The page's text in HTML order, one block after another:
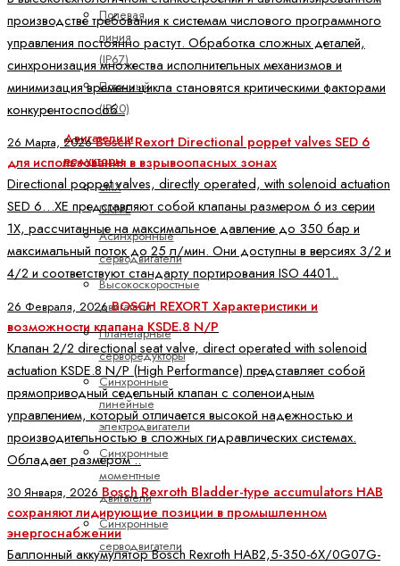
Полевая
линия
(IP67)
Поточный
(IP20)
Двигатели и
редукторы
ctrlX
DRIVE
Асинхронные
серводвигатели
Высокоскоростные
двигатели
Планетарные
серворедукторы
Синхронные
линейные
электродвигатели
Синхронные
моментные
двигатели
Синхронные
серводвигатели
производстве требования к системам числового программного
управления постоянно растут. Обработка сложных деталей,
синхронизация множества исполнительных механизмов и
минимизация времени цикла становятся критическими факторами
конкурентоспособ..
26 Марта, 2026Bosch Rexort Directional poppet valves SED 6
для использования в взрывоопасных зонах
Directional poppet valves, directly operated, with solenoid actuation
SED 6…XE представляют собой клапаны размером 6 из серии
1X, рассчитанные на максимальное давление до 350 бар и
максимальный поток до 25 л/мин. Они доступны в версиях 3/2 и
4/2 и соответствуют стандарту портирования ISO 4401..
26 Февраля, 2026BOSCH REXORT Характеристики и
возможности клапана KSDE.8 N/P
Клапан 2/2 directional seat valve, direct operated with solenoid
actuation KSDE.8 N/P (High Performance) представляет собой
прямоприводный седельный клапан с соленоидным
управлением, который отличается высокой надежностью и
производительностью в сложных гидравлических системах.
Обладает размером ..
30 Января, 2026 Bosch Rexroth Bladder-type accumulators HAB
сохраняют лидирующие позиции в промышленном
энергоснабжении
Баллонный аккумулятор Bosch Rexroth HAB2,5-350-6X/0G07G-